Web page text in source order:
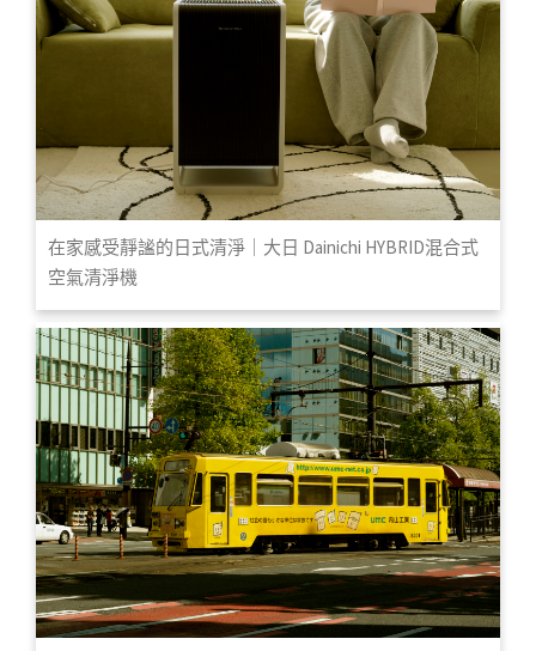
在家感受靜謐的日式清淨｜大日 Dainichi HYBRID混合式
空氣清淨機